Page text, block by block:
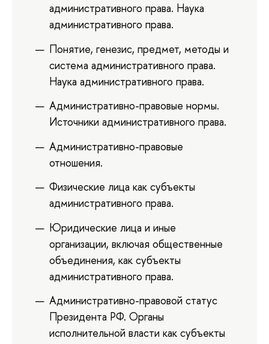
административного права. Наука
административного права.
Понятие, генезис, предмет, методы и
система административного права.
Наука административного права.
Административно-правовые нормы.
Источники административного права.
Административно-правовые
отношения.
Физические лица как субъекты
административного права.
Юридические лица и иные
организации, включая общественные
объединения, как субъекты
административного права.
Административно-правовой статус
Президента РФ. Органы
исполнительной власти как субъекты